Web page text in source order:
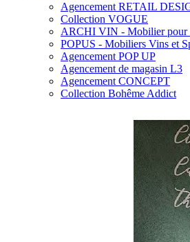
Agencement RETAIL
Collection VOGUE
ARCHI VIN - Mobilier pour
POPUS - Mobiliers Vins et
Agencement POP UP
Agencement de magasin L3
Agencement CONCEPT
Collection Bohême Addict